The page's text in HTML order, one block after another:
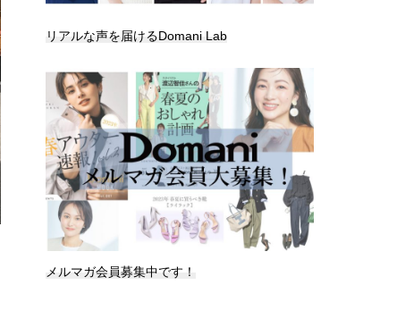
リアルな声を届けるDomani Lab
メルマガ会員募集中です！